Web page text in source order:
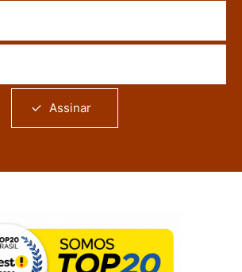
Assinar